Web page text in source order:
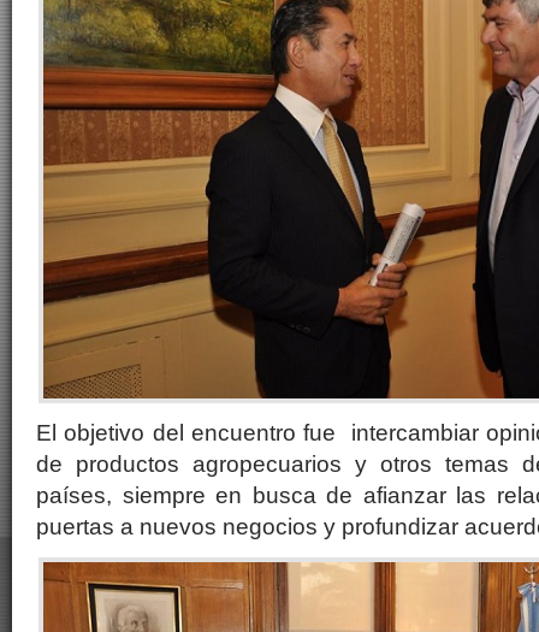
El objetivo del encuentro fue intercambiar
de productos agropecuarios y otros temas
países, siempre en busca de afianzar las
puertas a nuevos negocios y profundizar